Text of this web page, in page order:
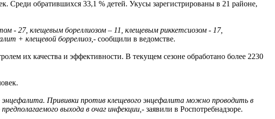
Среди обратившихся 33,1 % детей. Укусы зарегистрированы в 21 районе,
- 27, клещевым бореллиозом – 11, клещевым риккетсиозом - 17,
+ клещевой боррелиоз, - сообщили в ведомстве.
их качества и эффективности. В текущем сезоне обработано более 2230
Прививки против клещевого энцефалита можно проводить в
выхода в очаг инфекции, - заявили в Роспотребнадзоре.